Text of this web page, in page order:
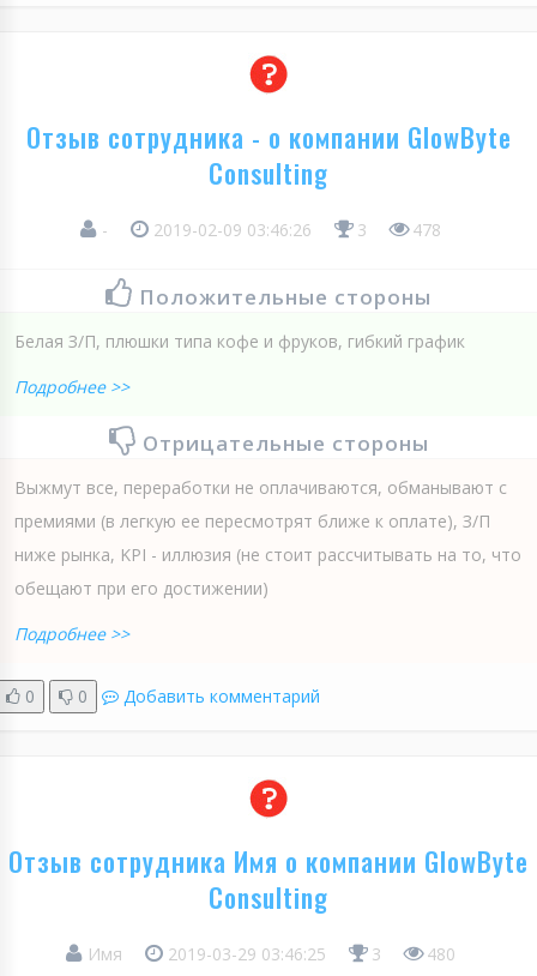
Отзыв сотрудника - о компании GlowByte
Consulting
- 2019-02-09 03:46:26 3 478
Положительные стороны
Белая З/П, плюшки типа кофе и фруков, гибкий график
Подробнее >>
Отрицательные стороны
Выжмут все, переработки не оплачиваются, обманывают с
премиями (в легкую ее пересмотрят ближе к оплате), З/П
ниже рынка, KPI - иллюзия (не стоит рассчитывать на то, что
обещают при его достижении)
Подробнее >>
0 0 Добавить комментарий
Отзыв сотрудника Имя о компании GlowByte
Consulting
Имя 2019-03-29 03:46:25 3 480